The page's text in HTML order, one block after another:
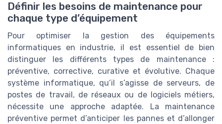
Définir les besoins de maintenance pour
chaque type d’équipement
Pour optimiser la gestion des équipements
informatiques en industrie, il est essentiel de bien
distinguer les différents types de maintenance :
préventive, corrective, curative et évolutive. Chaque
système informatique, qu’il s’agisse de serveurs, de
postes de travail, de réseaux ou de logiciels métiers,
nécessite une approche adaptée. La maintenance
préventive permet d’anticiper les pannes et d’allonger